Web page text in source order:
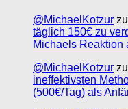
@MichaelKotzur zu
täglich 150€ zu
Michaels Reaktion
@MichaelKotzur zu
ineffektivsten
(500€/Tag) als